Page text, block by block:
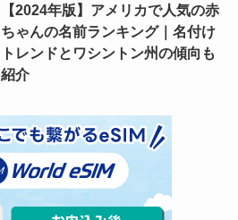
【2024年版】アメリカで人気の赤
ちゃんの名前ランキング｜名付け
トレンドとワシントン州の傾向も
紹介